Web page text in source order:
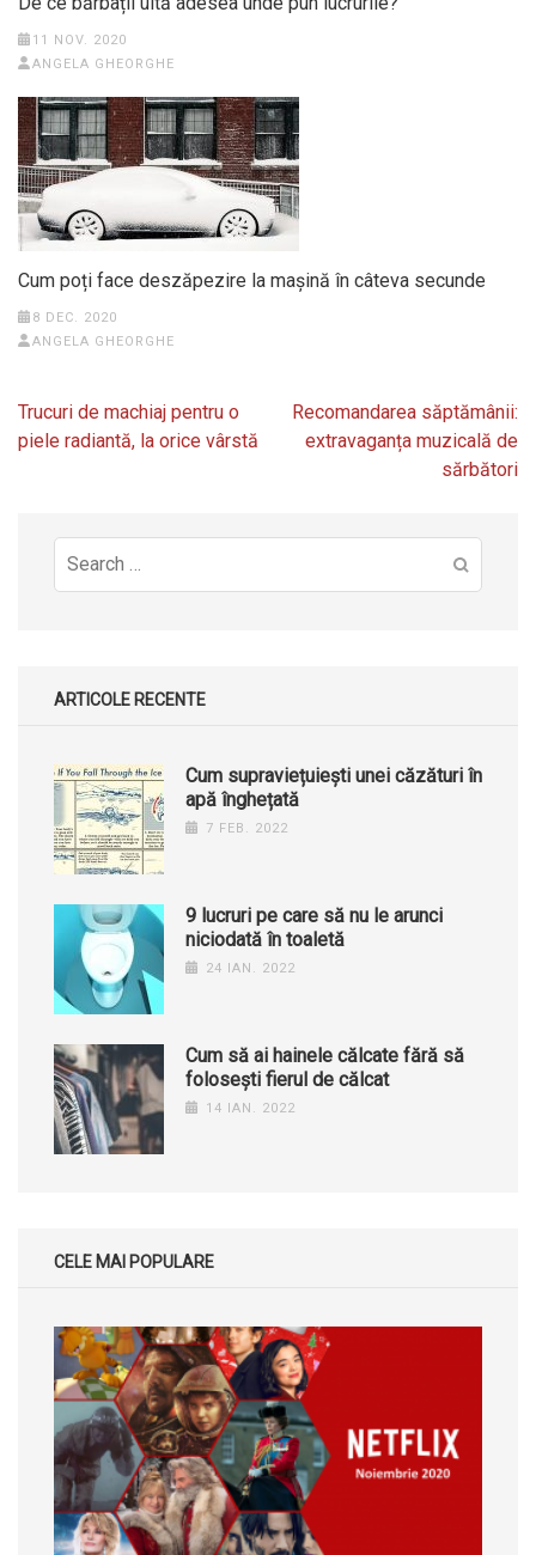
11 NOV. 2020
ANGELA GHEORGHE
Cum poți face deszăpezire la maşină în câteva secunde
8 DEC. 2020
ANGELA GHEORGHE
Navigare
în
Trucuri de machiaj pentru o
piele radiantă, la orice vârstă
Recomandarea săptămânii:
extravaganța muzicală de
sărbători
Search
for:
ARTICOLE RECENTE
Cum supraviețuiești unei căzături în
apă înghețată
7 FEB. 2022
9 lucruri pe care să nu le arunci
niciodată în toaletă
24 IAN. 2022
Cum să ai hainele călcate fără să
folosești fierul de călcat
14 IAN. 2022
CELE MAI POPULARE